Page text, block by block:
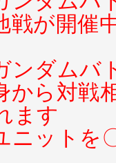
戦が開催
ンダムバ
から対戦
ます
ニットを